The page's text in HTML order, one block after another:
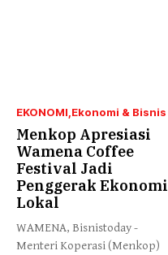
EKONOMI Ekonomi & Bisnis
Menkop Apresiasi
Wamena Coffee
Festival Jadi
Penggerak Ekonomi
Lokal
WAMENA, Bisnistoday -
Menteri Koperasi (Menkop)